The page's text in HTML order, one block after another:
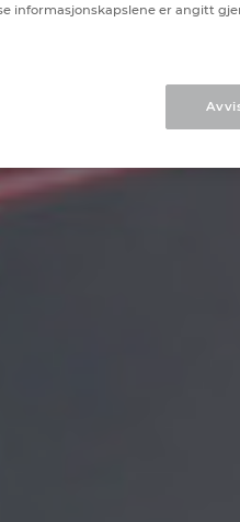
informasjonskapslene er angitt